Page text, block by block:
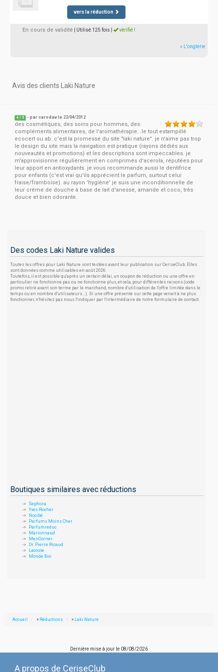
vers la réduction
En cours de validité | Utilisé 125 fois vérifié !
» L'onglerie
Avis des clients Laki Nature
4 / 5 - parcarodav le 22/04/2012
des cosmétiques, des soins pour hommes, des
compléments alimentaires, de l'aromathérapie...le tout estampillé
ecocert ou ab. c'est la promesse du site "laki nature". je n'aime pas trop
le design du site mais la navigation est pratique (rayons dédiés aux
nouveautés et promotions) et les descriptions sont impeccables. je
m'approvisionne régulièrement en comprimés d'acerola, réputées pour
leur apport en antioxydants. je vous recommande aussi le dentifrice
pour enfants (c'est vrai qu'ils apprécient le parfum, surtout celui
fraise/framboise). au rayon 'hygiène' je suis une inconditionnelle de
leur crème de douche à base de lait d'anesse, amande et coco, très
douce et bien odorante.
Des codes Laki Nature valides
Toutes les offres pour Laki Nature sont testées avant leur publication sur CeriseClub. Elles
sont données comme utilisables en août 2026.
Toutefois, il est possible qu'après un certain délai, un coupon de réduction ou une offre en
particulier ne fonctionne pas ou ne fonctionne plus, et cela, pour différentes raisons (code
promo retiré avant son terme par le marchand, nombre d'utilisation de l'offre limitée dans le
temps ou en nombre d'utilisateurs...). Si une offre présente sur cette page venait à ne plus
fonctionner, n'hésitez pas nous l'indiquer par l'intermédiaire de notre formulaire de contact.
Boutiques similaires avec réductions
Sephora
Yves Rocher
Nocibé
Parfums Moins Cher
Parfumreduc
Marionnaud
MenCorner
Dr. Pierre Ricaud
Lacoste
Monde Bio
Accueil » Réductions » Laki Nature
Dernière mise à jour le 08/08/2026
A propos de CeriseClub